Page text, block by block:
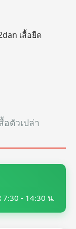
เสื้อยืด
อตัวเปล่า
7:30 - 14:30 น.